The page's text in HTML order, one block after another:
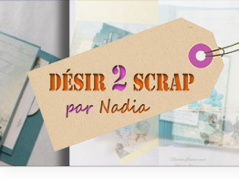
content